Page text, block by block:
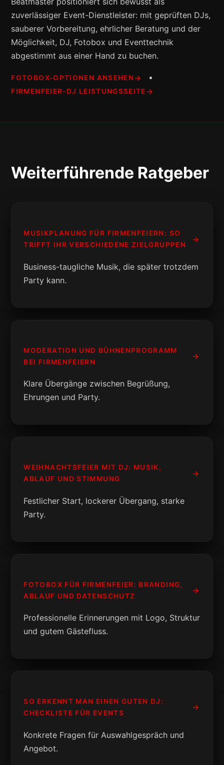
zuverlässiger Event-Dienstleister: mit geprüften DJs,
sauberer Vorbereitung, ehrlicher Beratung und der
Möglichkeit, DJ, Fotobox und Eventtechnik
abgestimmt aus einer Hand zu buchen.
FOTOBOX-OPTIONEN ANSEHEN •
FIRMENFEIER-DJ LEISTUNGSSEITE
Weiterführende Ratgeber
MUSIKPLANUNG FÜR FIRMENFEIERN: SO
TRIFFT IHR VERSCHIEDENE ZIELGRUPPEN
Business-taugliche Musik, die später trotzdem
Party kann.
MODERATION UND BÜHNENPROGRAMM
BEI FIRMENFEIERN
Klare Übergänge zwischen Begrüßung,
Ehrungen und Party.
WEIHNACHTSFEIER MIT DJ: MUSIK,
ABLAUF UND STIMMUNG
Festlicher Start, lockerer Übergang, starke
Party.
FOTOBOX FÜR FIRMENFEIER: BRANDING,
ABLAUF UND DATENSCHUTZ
Professionelle Erinnerungen mit Logo, Struktur
und gutem Gästefluss.
SO ERKENNT MAN EINEN GUTEN DJ:
CHECKLISTE FÜR EVENTS
Konkrete Fragen für Auswahlgespräch und
Angebot.